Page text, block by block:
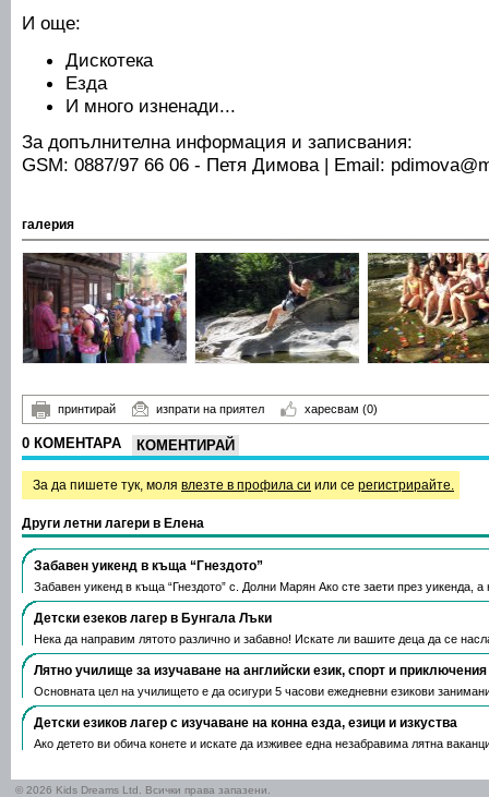
И още:
Дискотека
Езда
И много изненади...
За допълнителна информация и записвания:
GSM: 0887/97 66 06 - Петя Димова | Email:
галерия
принтирай изпрати на приятел харесвам (0)
0 КОМЕНТАРА КОМЕНТИРАЙ
За да пишете тук, моля влезте в профила си или се регистрирайте.
Други летни лагери в Елена
Забавен уикенд в къща “Гнездото”
Забавен уикенд в къща “Гнездото” с. Долни Марян Ако сте заети през уикенда, а
Детски езеков лагер в Бунгала Лъки
Нека да направим лятото различно и забавно! Искате ли вашите деца да се
Лятно училище за изучаване на английски език, спорт и
Основната цел на училището е да осигури 5 часови ежедневни езикови
Детски езиков лагер с изучаване на конна езда, езици и изкуства
Ако детето ви обича конете и искате да изживее една незабравима лятна
© 2026 Kids Dreams Ltd. Всички права запазени.